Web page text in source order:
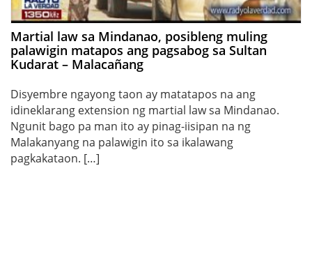
Martial law sa Mindanao, posibleng muling
palawigin matapos ang pagsabog sa Sultan
Kudarat – Malacañang
Disyembre ngayong taon ay matatapos na ang
idineklarang extension ng martial law sa Mindanao.
Ngunit bago pa man ito ay pinag-iisipan na ng
Malakanyang na palawigin ito sa ikalawang
pagkakataon. […]